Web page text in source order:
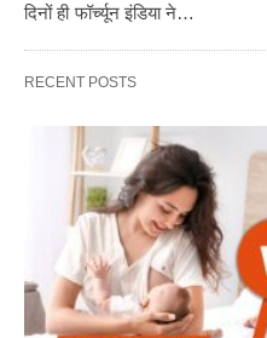
दिनों ही फॉर्च्यून इंडिया ने…
RECENT POSTS